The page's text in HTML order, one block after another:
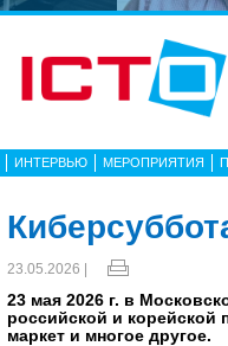
ИНТЕРВЬЮ МЕРОПРИЯТИЯ
23.05.2026 |
23 мая 2026 г. в
российской и корейской
маркет и многое другое.